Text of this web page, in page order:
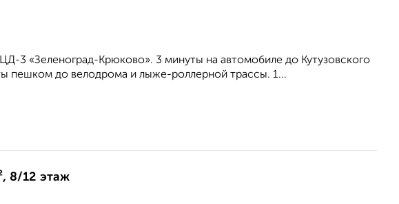
3 «Зеленоград-Крюково». 3 минуты на автомобиле до Кутузовского
пешком до велодрома и лыже-роллерной трассы. 1...
8/12 этаж